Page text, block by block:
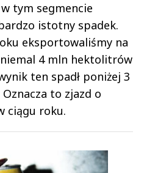
tym segmencie
istotny spadek.
eksportowaliśmy na
4 mln hektolitrów
ten spadł poniżej 3
to zjazd o
ciągu roku.